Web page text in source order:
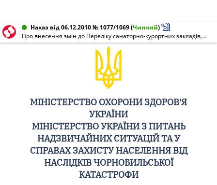
Наказ від 06.12.2010 № 1077/1069(Чинний)
Про внесення змін до Переліку санаторно-курортних закладів, при яких створюються центри медико-психологічної реабілітації
МІНІСТЕРСТВО ОХОРОНИ ЗДОРОВ'Я
УКРАЇНИ
МІНІСТЕРСТВО УКРАЇНИ З ПИТАНЬ
НАДЗВИЧАЙНИХ СИТУАЦІЙ ТА У
СПРАВАХ ЗАХИСТУ НАСЕЛЕННЯ ВІД
НАСЛІДКІВ ЧОРНОБИЛЬСЬКОЇ
КАТАСТРОФИ